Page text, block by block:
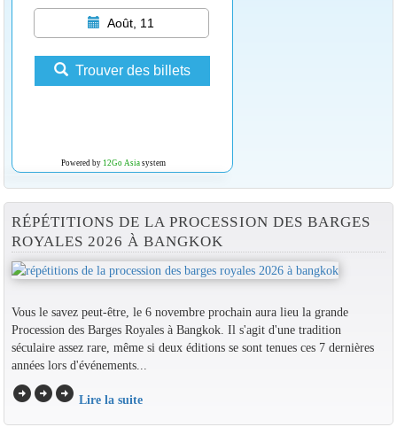
Août, 11
Trouver des billets
Powered by 12Go Asiasystem
RÉPÉTITIONS DE LA PROCESSION DES BARGES
ROYALES 2026 À BANGKOK
Vous le savez peut-être, le 6 novembre prochain aura lieu la grande
Procession des Barges Royales à Bangkok. Il s'agit d'une tradition
séculaire assez rare, même si deux éditions se sont tenues ces 7 dernières
années lors d'événements...
arrow_circle_rightarrow_circle_rightarrow_circle_right Lire la suite